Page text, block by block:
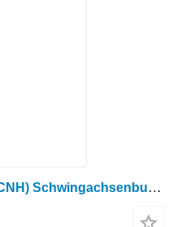
Vtulka visi kachannia CNH (CNH) Schwingachsenbuchse Mag310 87433501, 86993401, 87778753, 8